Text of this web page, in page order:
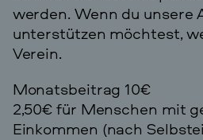
werden. Wenn du unsere
unterstützen möchtest,
Verein.
Monatsbeitrag 10€
2,50€ für Menschen mit
Einkommen (nach